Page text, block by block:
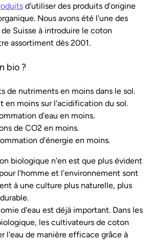
d'utiliser des produits d'origine
Nous avons été l'une des
Suisse à introduire le coton
assortiment dès 2001.
bio ?
de nutriments en moins dans le sol.
en moins sur l'acidification du sol.
d'eau en moins.
de CO2 en moins.
d'énergie en moins.
biologique n'en est que plus évident
l'homme et l'environnement sont
à une culture plus naturelle, plus
d'eau est déjà important. Dans les
les cultivateurs de coton
l'eau de manière efficace grâce à